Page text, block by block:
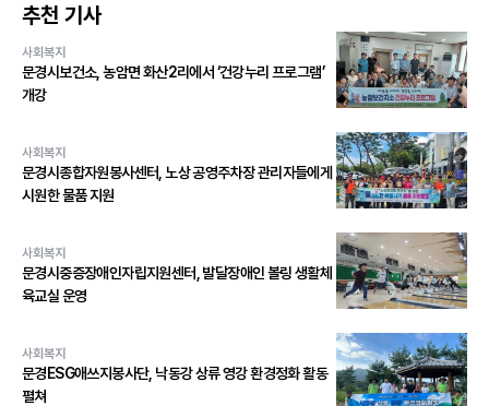
추천 기사
사회복지
문경시보건소, 농암면 화산2리에서 ‘건강누리 프로그램’
개강
사회복지
문경시종합자원봉사센터, 노상 공영주차장 관리자들에게
시원한 물품 지원
사회복지
문경시중증장애인자립지원센터, 발달장애인 볼링 생활체
육교실 운영
사회복지
문경ESG애쓰지봉사단, 낙동강 상류 영강 환경정화 활동
펼쳐